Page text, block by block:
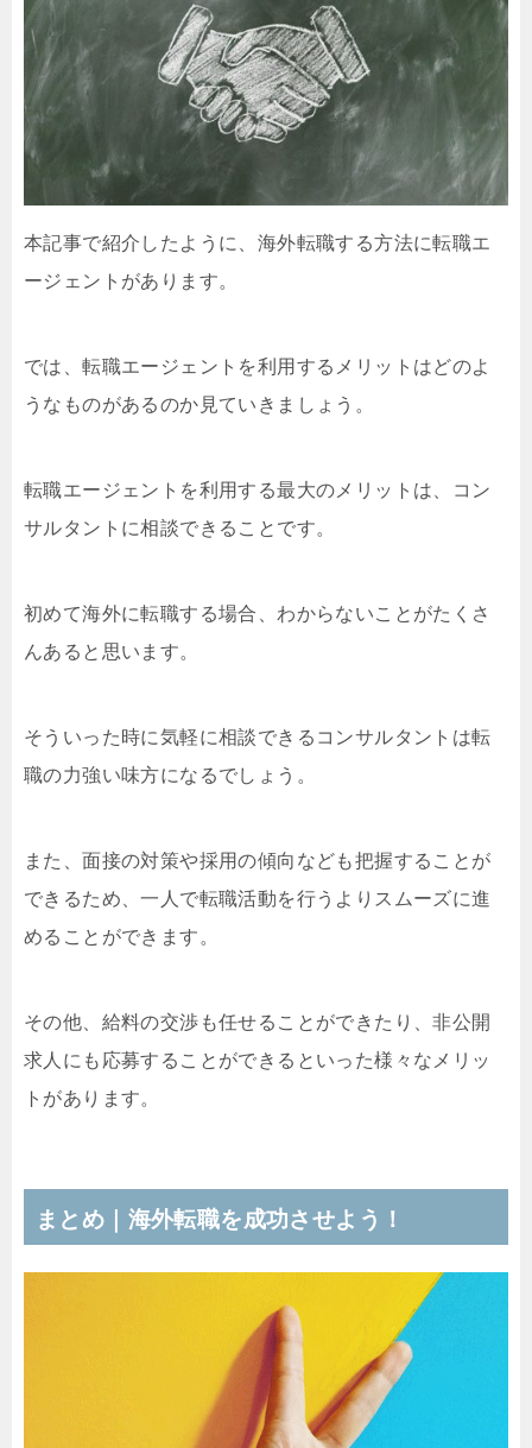
本記事で紹介したように、海外転職する方法に転職エ
ージェントがあります。
では、転職エージェントを利用するメリットはどのよ
うなものがあるのか見ていきましょう。
転職エージェントを利用する最大のメリットは、コン
サルタントに相談できることです。
初めて海外に転職する場合、わからないことがたくさ
んあると思います。
そういった時に気軽に相談できるコンサルタントは転
職の力強い味方になるでしょう。
また、面接の対策や採用の傾向なども把握することが
できるため、一人で転職活動を行うよりスムーズに進
めることができます。
その他、給料の交渉も任せることができたり、非公開
求人にも応募することができるといった様々なメリッ
トがあります。
まとめ｜海外転職を成功させよう！